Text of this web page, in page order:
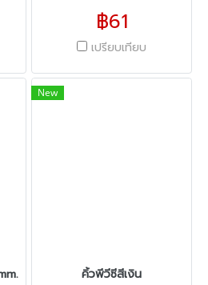
พ
ย
าน
ผี
฿61
เปรียบเทียบ
New
คิ้วพีวีซีสีเงิน